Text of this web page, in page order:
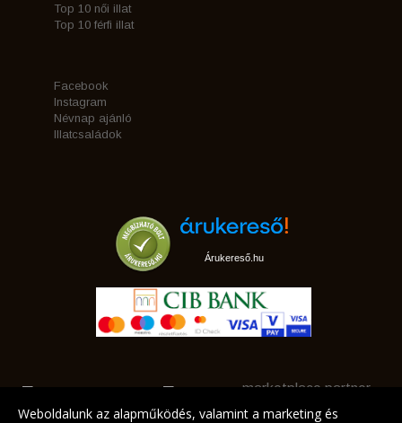
Top 10 női illat
Top 10 férfi illat
Facebook
Instagram
Névnap ajánló
Illatcsaládok
Árukereső.hu
marketplace partner
Weboldalunk az alapműködés, valamint a marketing és